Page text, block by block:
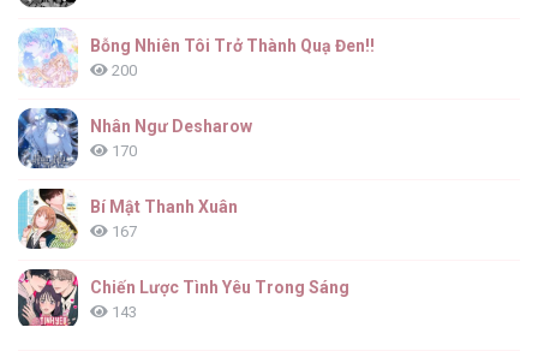
Bỗng Nhiên Tôi Trở Thành Quạ Đen!!
200
Nhân Ngư Desharow
170
Bí Mật Thanh Xuân
167
Chiến Lược Tình Yêu Trong Sáng
143